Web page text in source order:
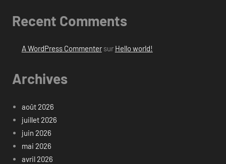
Recent Comments
A WordPress Commentersur Hello world!
Archives
août 2026
juillet 2026
juin 2026
mai 2026
avril 2026